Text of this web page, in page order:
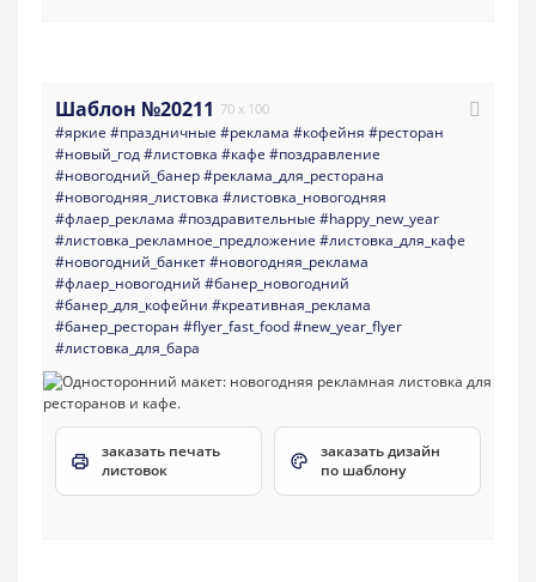
Шаблон №20211 70 x 100
#яркие #праздничные #реклама #кофейня #ресторан
#новый_год#листовка #кафе #поздравление
#новогодний_банер#реклама_для_ресторана
#новогодняя_листовка #листовка_новогодняя
#флаер_реклама #поздравительные #happy_new_year
#листовка_рекламное_предложение #листовка_для_кафе
#новогодний_банкет#новогодняя_реклама
#флаер_новогодний #банер_новогодний
#банер_для_кофейни #креативная_реклама
#банер_ресторан #flyer_fast_food#new_year_flyer
#листовка_для_бара
заказать печать
листовок
заказать дизайн
по шаблону